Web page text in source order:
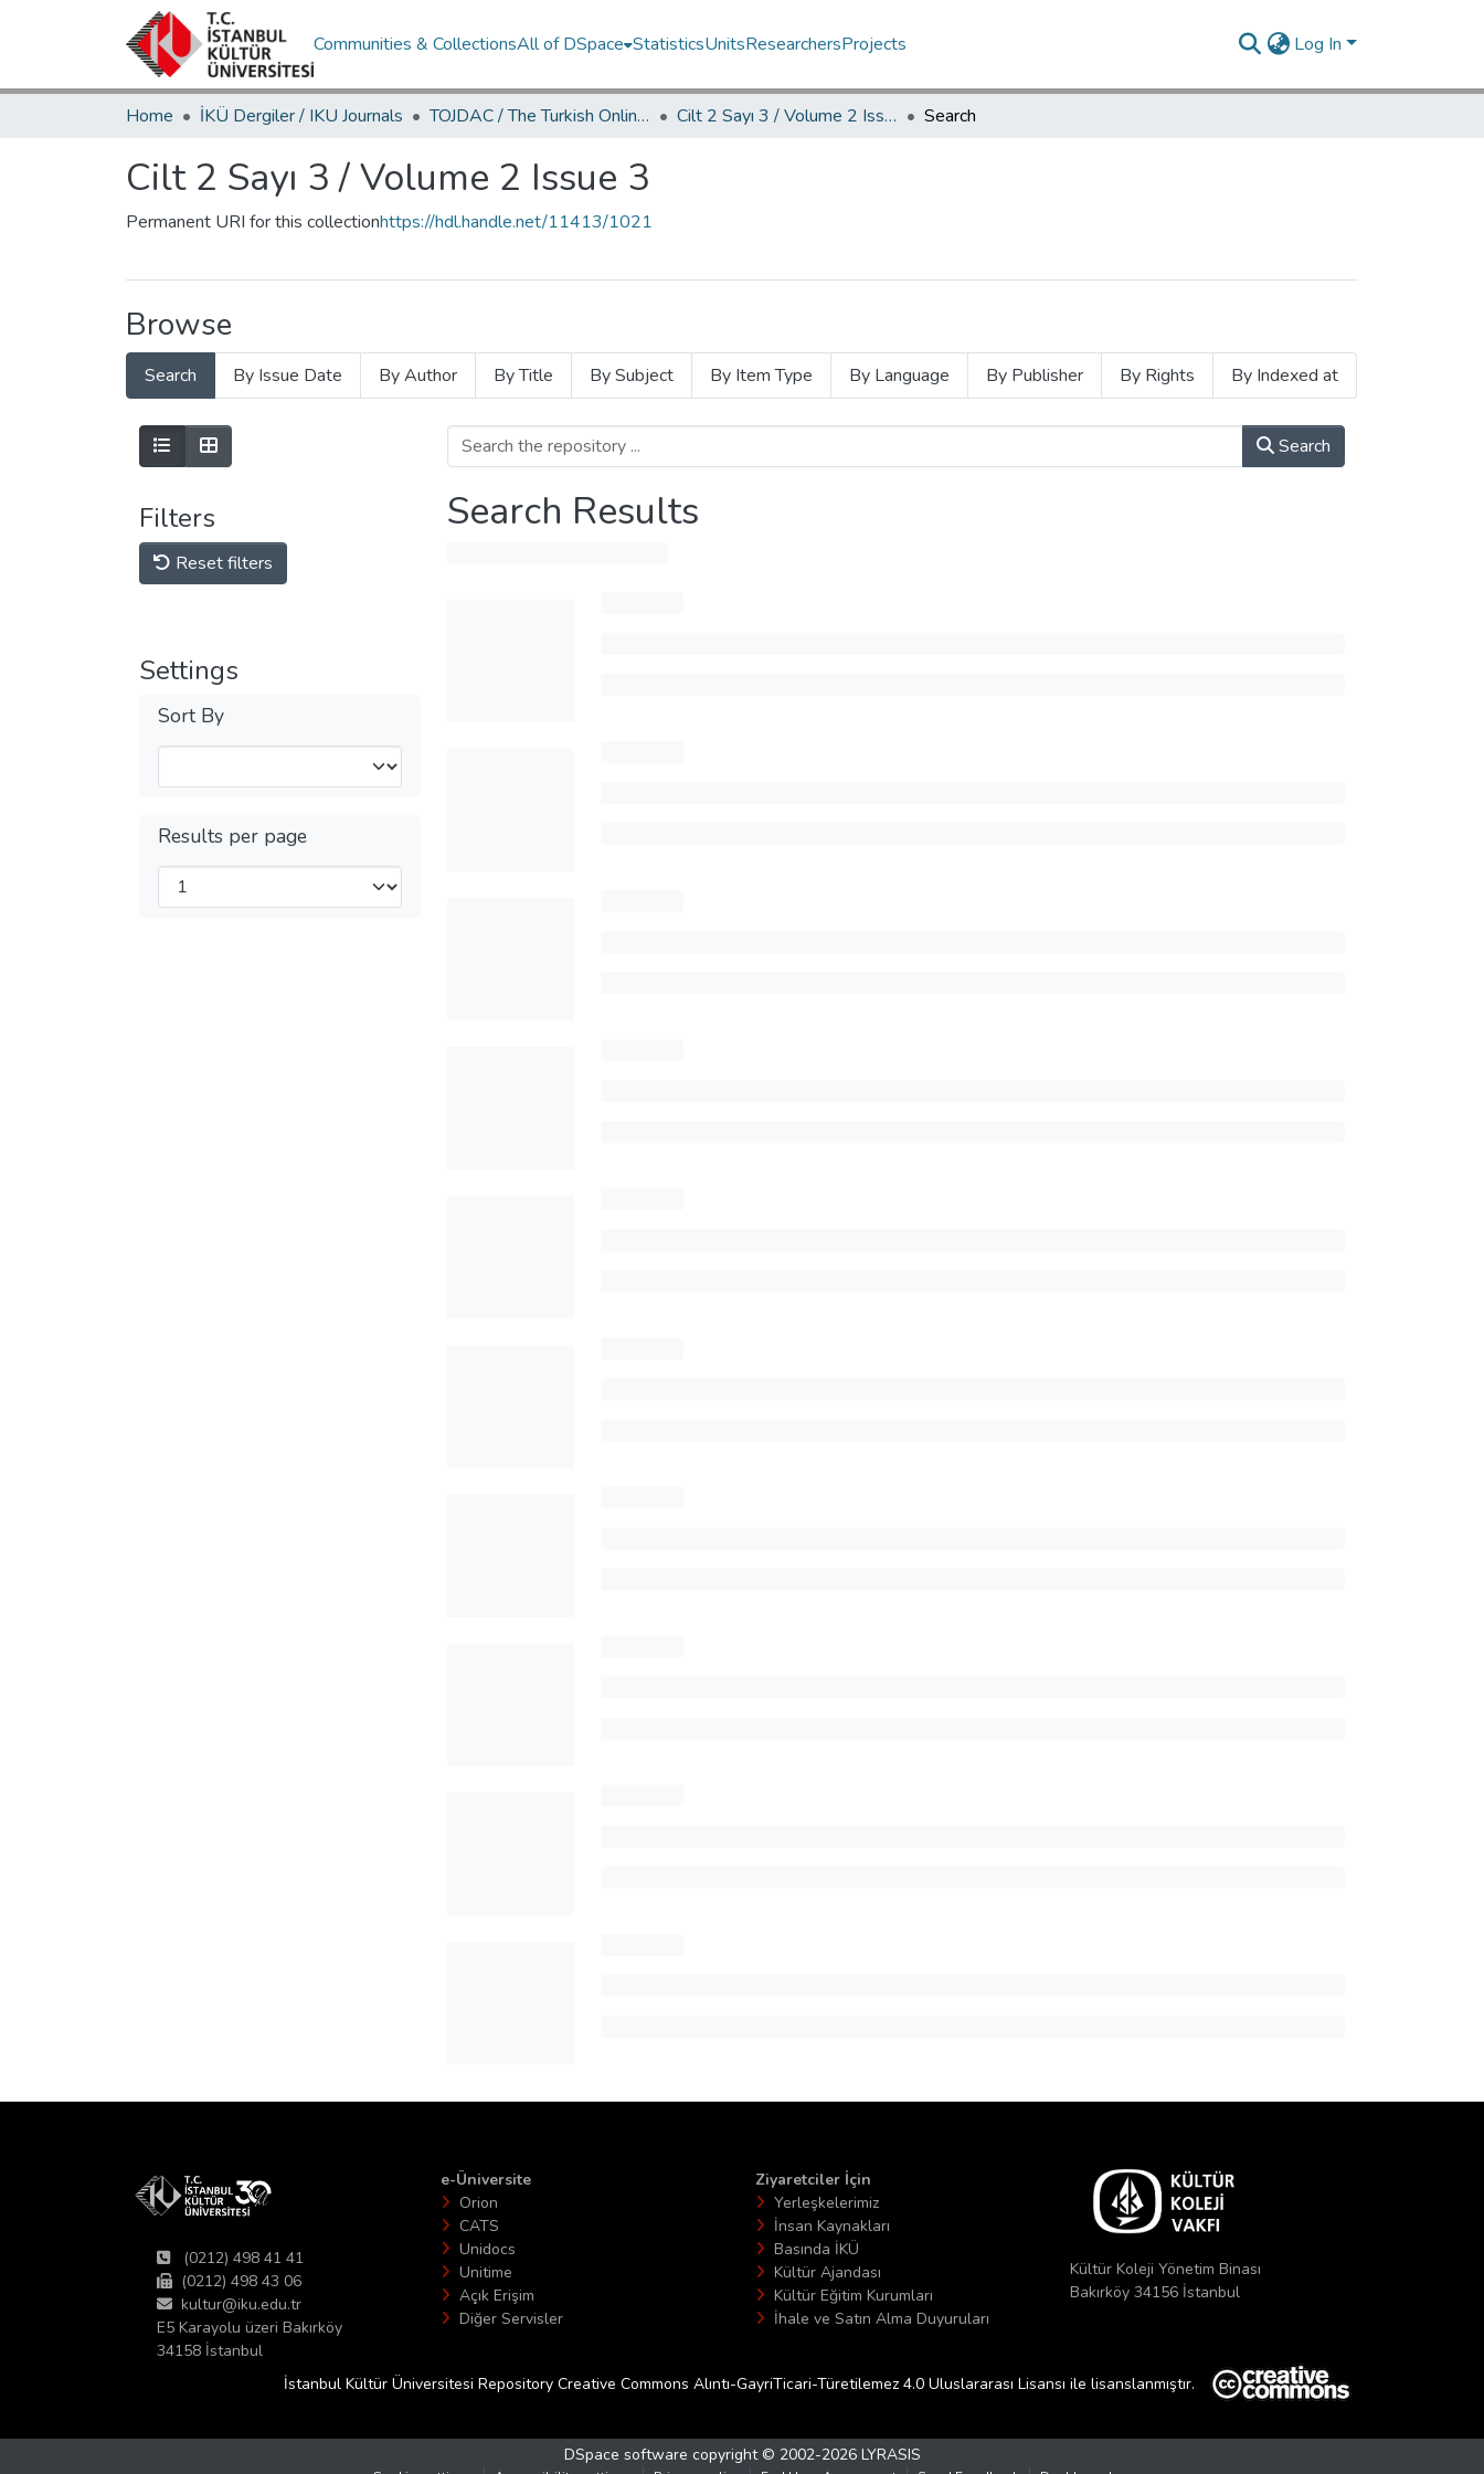
Communities & CollectionsAll of DSpace StatisticsUnitsResearchersProjects Log In
Home İKÜ Dergiler / IKU Journals TOJDAC / The Turkish Online Journal of Design Art and Communication Cilt 2 Sayı 3 / Volume 2 Issue 3 Search
Cilt 2 Sayı 3 / Volume 2 Issue 3
Permanent URI for this collectionhttps://hdl.handle.net/11413/1021
Browse
Search By Issue Date By Author By Title By Subject By Item Type By Language By Publisher By Rights By Indexed at
Filters
Reset filters
Settings
Sort By
Results per page
Search
Search Results
(0212) 498 41 41
(0212) 498 43 06
kultur@iku.edu.tr
E5 Karayolu üzeri Bakırköy
34158 İstanbul
e-Üniversite
Orion
CATS
Unidocs
Unitime
Açık Erişim
Diğer Servisler
Ziyaretciler İçin
Yerleşkelerimiz
İnsan Kaynakları
Basında İKÜ
Kültür Ajandası
Kültür Eğitim Kurumları
İhale ve Satın Alma Duyuruları
Kültür Koleji Yönetim Binası
Bakırköy 34156 İstanbul
İstanbul Kültür Üniversitesi Repository Creative Commons Alıntı-GayriTicari-Türetilemez 4.0 Uluslararası Lisansı ile lisanslanmıştır.
DSpace software copyright © 2002-2026 LYRASIS